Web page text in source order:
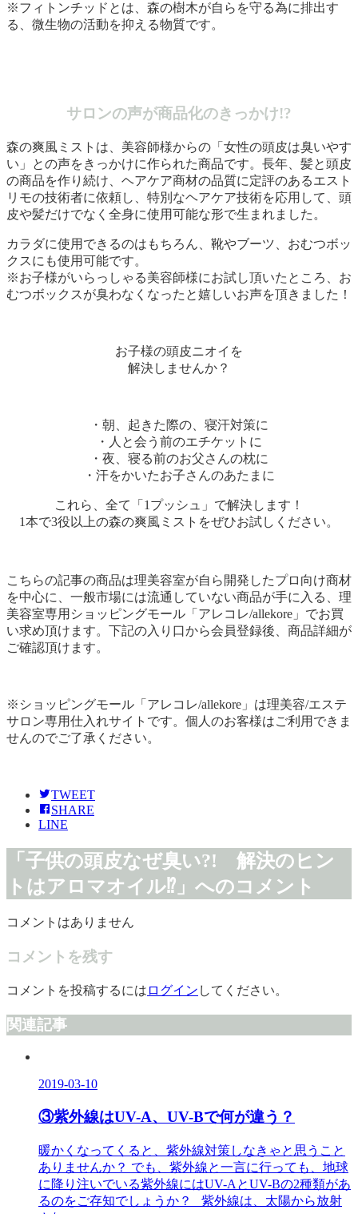
※フィトンチッドとは、森の樹木が自らを守る為に排出す
る、微生物の活動を抑える物質です。
サロンの声が商品化のきっかけ!?
森の爽風ミストは、美容師様からの「女性の頭皮は臭いやす
い」との声をきっかけに作られた商品です。長年、髪と頭皮
の商品を作り続け、ヘアケア商材の品質に定評のあるエスト
リモの技術者に依頼し、特別なヘアケア技術を応用して、頭
皮や髪だけでなく全身に使用可能な形で生まれました。
カラダに使用できるのはもちろん、靴やブーツ、おむつボッ
クスにも使用可能です。
※お子様がいらっしゃる美容師様にお試し頂いたところ、お
むつボックスが臭わなくなったと嬉しいお声を頂きました！
お子様の頭皮ニオイを
解決しませんか？
・朝、起きた際の、寝汗対策に
・人と会う前のエチケットに
・夜、寝る前のお父さんの枕に
・汗をかいたお子さんのあたまに
これら、全て「1プッシュ」で解決します！
1本で3役以上の森の爽風ミストをぜひお試しください。
こちらの記事の商品は理美容室が自ら開発したプロ向け商材
を中心に、一般市場には流通していない商品が手に入る、理
美容室専用ショッピングモール「アレコレ/allekore」でお買
い求め頂けます。下記の入り口から会員登録後、商品詳細が
ご確認頂けます。
※ショッピングモール「アレコレ/allekore」は理美容/エステ
サロン専用仕入れサイトです。個人のお客様はご利用できま
せんのでご了承ください。
TWEET
SHARE
LINE
「子供の頭皮なぜ臭い?! 解決のヒン
トはアロマオイル⁉」へのコメント
コメントはありません
コメントを残す
コメントを投稿するには ログイン してください。
関連記事
2019-03-10
③紫外線はUV-A、UV-Bで何が違う？
暖かくなってくると、紫外線対策しなきゃと思うこと
ありませんか？ でも、紫外線と一言に行っても、地球
に降り注いでいる紫外線にはUV-AとUV-Bの2種類があ
るのをご存知でしょうか？ 紫外線は、太陽から放射